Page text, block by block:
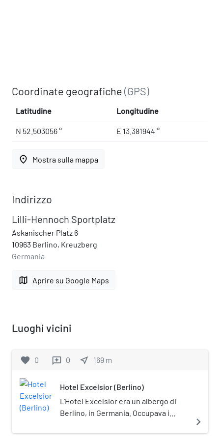
Coordinate geografiche(GPS)
Latitudine Longitudine
N 52.503056 ° E 13.381944 °
place Mostra sulla mappa
Indirizzo
Lilli-Hennoch Sportplatz
Askanischer Platz 6
10963 Berlino, Kreuzberg
Germania
map Aprire su Google Maps
Luoghi vicini
favorite 0 reviews 0 near_me 169 m
Hotel Excelsior (Berlino)
L'Hotel Excelsior era un albergo di
Berlino, in Germania. Occupava i
Straße (oggi Stresemannstrasse) in
navigate_next